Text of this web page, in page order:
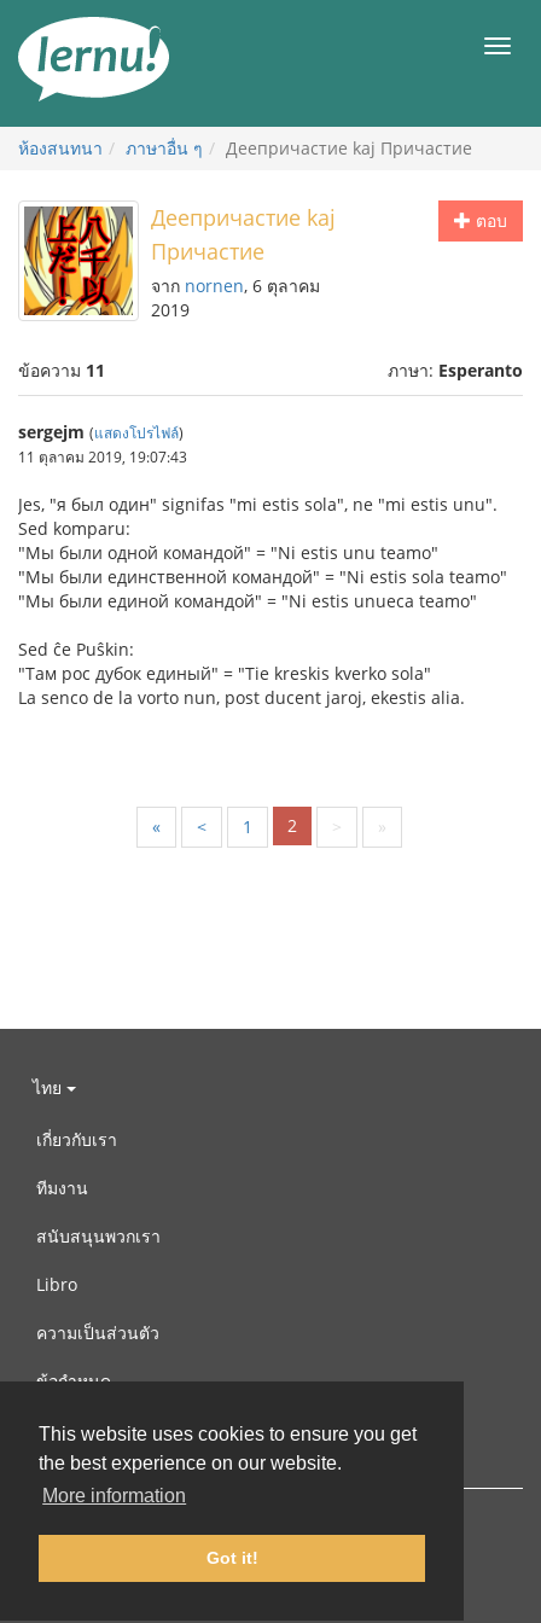
This website uses cookies to ensure you get
the best experience on our website.
More information
Got it!
สารบัญ
เมนู
ห้องสนทนา ภาษาอื่น ๆ Деепричастие kaj Причастие
ตอบ
Деепричастие kaj
Причастие
จาก nornen, 6 ตุลาคม
2019
ข้อความ 11 ภาษา: Esperanto
sergejm (แสดงโปรไฟล์)
11 ตุลาคม 2019, 19:07:43
Jes, "я был один" signifas "mi estis sola", ne "mi estis unu".
Sed komparu:
"Мы были одной командой" = "Ni estis unu teamo"
"Мы были единственной командой" = "Ni estis sola teamo"
"Мы были единой командой" = "Ni estis unueca teamo"
Sed ĉe Puŝkin:
"Там рос дубок единый" = "Tie kreskis kverko sola"
La senco de la vorto nun, post ducent jaroj, ekestis alia.
« < 1 2 > »
ไทย
เกี่ยวกับเรา
ทีมงาน
สนับสนุนพวกเรา
Libro
ความเป็นส่วนตัว
ข้อกำหนด
ติดต่อเรา
© 2002-2026 lernu.net |Impressum